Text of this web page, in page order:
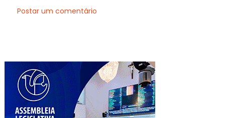
Postar um comentário